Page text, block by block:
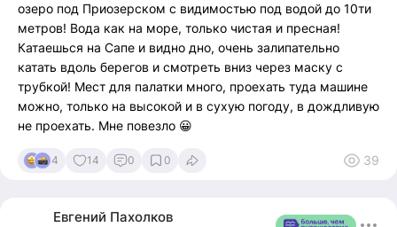
озеро под Приозерском с видимостью под водой до 10ти
метров! Вода как на море, только чистая и пресная!
Катаешься на Сапе и видно дно, очень залипательно
катать вдоль берегов и смотреть вниз через маску с
трубкой! Мест для палатки много, проехать туда машине
можно, только на высокой и в сухую погоду, в дождливую
не проехать. Мне повезло 😀
4 14 0 0 39
Евгений Пахолков